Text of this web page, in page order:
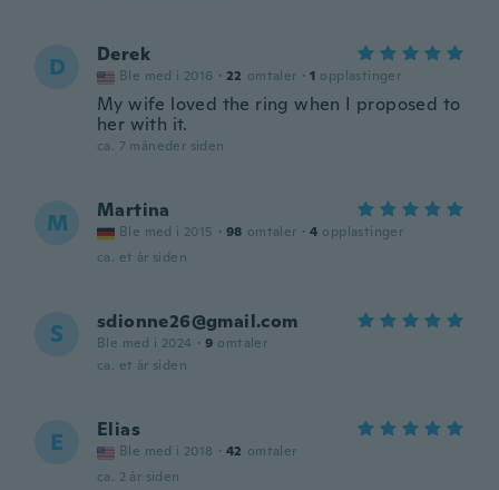
D Derek
Ble med i 2016 · 22 omtaler · 1 opplastinger
My wife loved the ring when I proposed to
her with it.
ca. 7 måneder siden
M Martina
Ble med i 2015 · 98 omtaler · 4 opplastinger
ca. et år siden
S sdionne26@gmail.com
Ble med i 2024 · 9 omtaler
ca. et år siden
E Elias
Ble med i 2018 · 42 omtaler
ca. 2 år siden